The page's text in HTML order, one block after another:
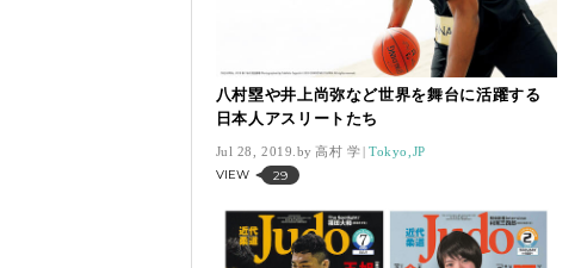
八村塁や井上尚弥など世界を舞台に活躍する
日本人アスリートたち
Jul 28, 2019. 高村 学 Tokyo,JP
VIEW 29